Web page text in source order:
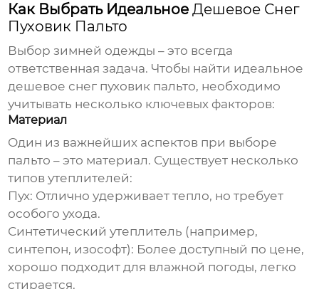
Как Выбрать ИдеальноеДешевое Снег
Пуховик Пальто
Выбор зимней одежды – это всегда
ответственная задача. Чтобы найти идеальное
дешевое снег пуховик пальто, необходимо
учитывать несколько ключевых факторов:
Материал
Один из важнейших аспектов при выборе
пальто – это материал. Существует несколько
типов утеплителей:
Пух: Отлично удерживает тепло, но требует
особого ухода.
Синтетический утеплитель (например,
синтепон, изософт): Более доступный по цене,
хорошо подходит для влажной погоды, легко
стирается.